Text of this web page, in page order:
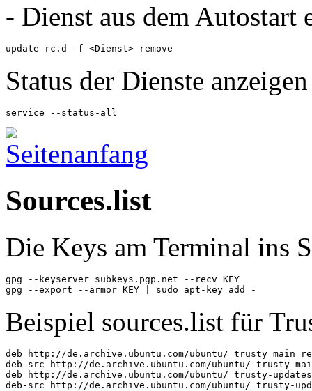
- Dienst aus dem Autostart
update-rc.d -f <Dienst> remove
Status der Dienste anzeigen
service --status-all
Sources.list
Die Keys am Terminal ins
gpg --keyserver subkeys.pgp.net --recv KEY
Beispiel sources.list für
deb http://de.archive.ubuntu.com/ubuntu/ trusty main
deb-src http://de.archive.ubuntu.com/ubuntu/ trusty
deb http://de.archive.ubuntu.com/ubuntu/ trusty-
deb-src http://de.archive.ubuntu.com/ubuntu/ trusty-